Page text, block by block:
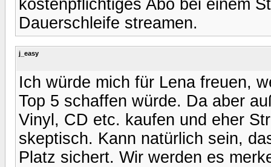
kostenpflichtiges Abo bei einem
Dauerschleife streamen.
j_easy
Ich würde mich für Lena freuen,
Top 5 schaffen würde. Da aber
Vinyl, CD etc. kaufen und eher
skeptisch. Kann natürlich sein,
Platz sichert. Wir werden es